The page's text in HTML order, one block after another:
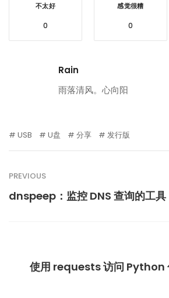
不太好
0
感觉很糟
0
Rain
雨落清风。心向阳
USB U盘 分享 发行版
PREVIOUS
dnspeep：监控 DNS 查询的工具
使用 requests 访问 Python